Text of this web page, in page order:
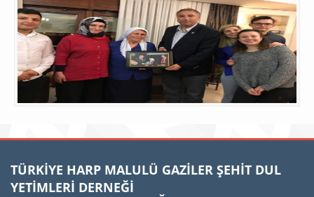
TÜRKİYE HARP MALULÜ GAZİLER ŞEHİT DUL
YETİMLERİ DERNEĞİ